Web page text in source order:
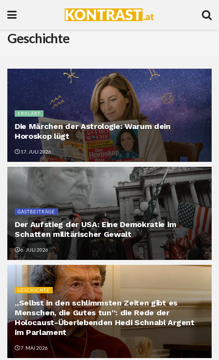
Geschichte
ERKLÄRT
Die Märchen der Astrologie: Warum dein
Horoskop lügt
17. JULI 2026
GASTBEITRÄGE
Der Aufstieg der USA: Eine Demokratie im
Schatten militärischer Gewalt
6. JULI 2026
GESCHICHTE
„Selbst in den schlimmsten Zeiten gibt es
Menschen, die Gutes tun“: die Rede der
Holocaust-Überlebenden Hedi Schnabl Argent
im Parlament
7. MAI 2026